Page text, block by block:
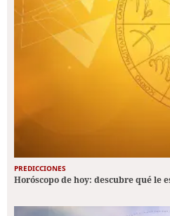
PREDICCIONES
Horóscopo de hoy: descubre qué le